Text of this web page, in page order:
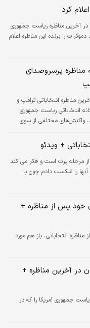
بوده چرا که تصمیم‌گیری در این
کرد
آخرین مناظره ریاست جمهوری
دموکرات را برنده این مناظره اعلام
مناظره پرسروصدای
مناظره انتخاباتی ترامپ و
انتخاباتی ریاست جمهوری
واکنش‌های مختلفی از سوی
داشت.
+ ویدئو
مرحله پرت است و فکر می کند
را شکست دادم چون با
خود پس از مناظره +
انتخاباتی، باز هم مورد
در آخرین مناظره +
جمهوری آمریکا را که در